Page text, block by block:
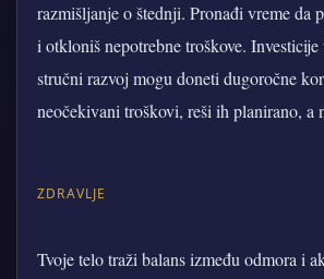
razmišljanje o štednji. Pronađi vreme da
i otkloniš nepotrebne troškove.
stručni razvoj mogu doneti dugoročne
neočekivani troškovi, reši ih planirano, a
ZDRAVLJE
Tvoje telo traži balans između odmora i